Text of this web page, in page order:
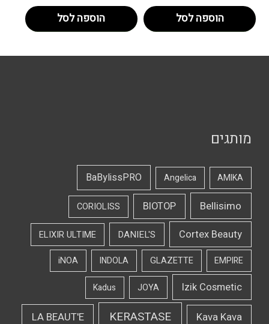
הוספה לסל הוספה לסל
מותגים
AMIKA
Angelica
BaBylissPRO
Bellisimo
BIOTOP
CORIOLISS
Cortex Beauty
DANIEL'S
ELIXIR ULTIME
EMPIRE
GLAZETTE
INDOLA
iNOA
Izik Cosmetic
JOYA
Kadus
Kava Kava
KERASTASE
LA BEAUT'E